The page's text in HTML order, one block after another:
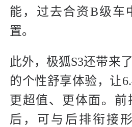
能，过去合资B级车
置。
此外，极狐S3还带来
的个性舒享体验，让
更超值、更体面。
后，可与后排衔接